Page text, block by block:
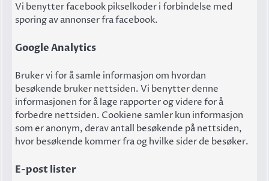
Vi benytter facebook pikselkoder i forbindelse med
sporing av annonser fra facebook.
Google Analytics
Bruker vi for å samle informasjon om hvordan
besøkende bruker nettsiden. Vi benytter denne
informasjonen for å lage rapporter og videre for å
forbedre nettsiden. Cookiene samler kun informasjon
som er anonym, derav antall besøkende på nettsiden,
hvor besøkende kommer fra og hvilke sider de besøker.
E-post lister